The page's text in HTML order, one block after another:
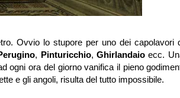
Ovvio lo stupore per uno dei capolavori
, Pinturicchio, Ghirlandaioecc.
ogni ora del giorno vanifica il pieno
e gli angoli, risulta del tutto impossibile.